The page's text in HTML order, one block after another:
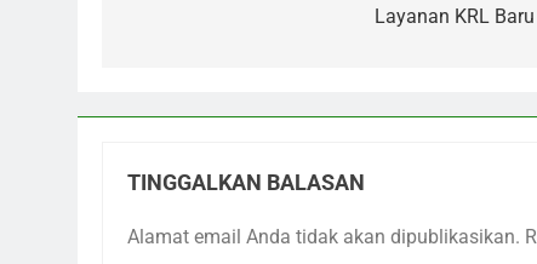
Layanan KRL Baru
TINGGALKAN BALASAN
Alamat email Anda tidak akan dipublikasikan.